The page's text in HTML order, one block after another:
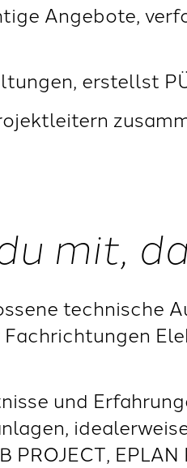
Angebote,
erstellst
mit,
technische
und